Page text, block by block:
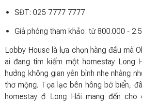
SĐT: 025 7777 7777
Giá phòng tham khảo: từ 800.000 -
Lobby House là lựa chọn hàng đầu mà
ai đang tìm kiếm một homestay Long
hưởng không gian yên bình nhẹ nhàng
thơ mộng. Tọa lạc bên hông bờ biển,
homestay ở Long Hải mang đến cho